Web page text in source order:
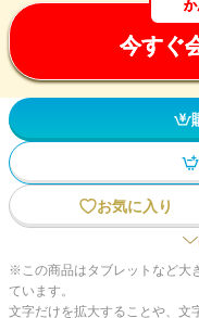
か
今すぐ
お気に入り
※この商品はタブレットなど大
ています。
文字だけを拡大することや、文